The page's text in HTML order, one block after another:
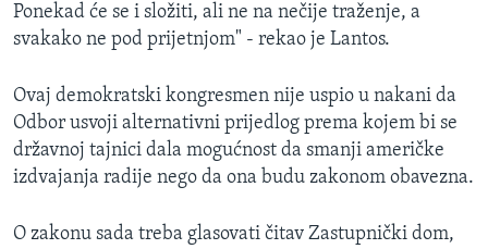
Ponekad će se i složiti, ali ne na nečije traženje, a
svakako ne pod prijetnjom" - rekao je Lantos.
Ovaj demokratski kongresmen nije uspio u nakani da
Odbor usvoji alternativni prijedlog prema kojem bi se
državnoj tajnici dala mogućnost da smanji američke
izdvajanja radije nego da ona budu zakonom obavezna.
O zakonu sada treba glasovati čitav Zastupnički dom,